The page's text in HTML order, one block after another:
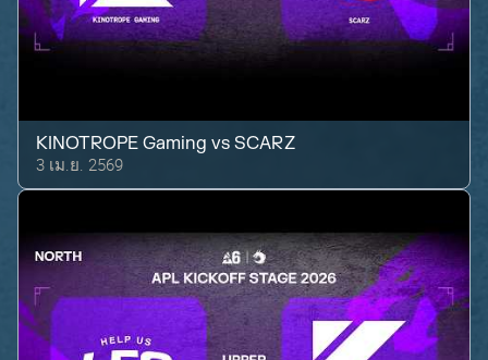
KINOTROPE Gaming vsSCARZ
3 เม.ย. 2569